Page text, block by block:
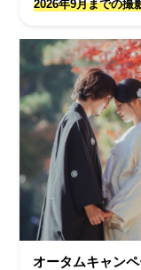
2026年9月までの撮
オータムキャン